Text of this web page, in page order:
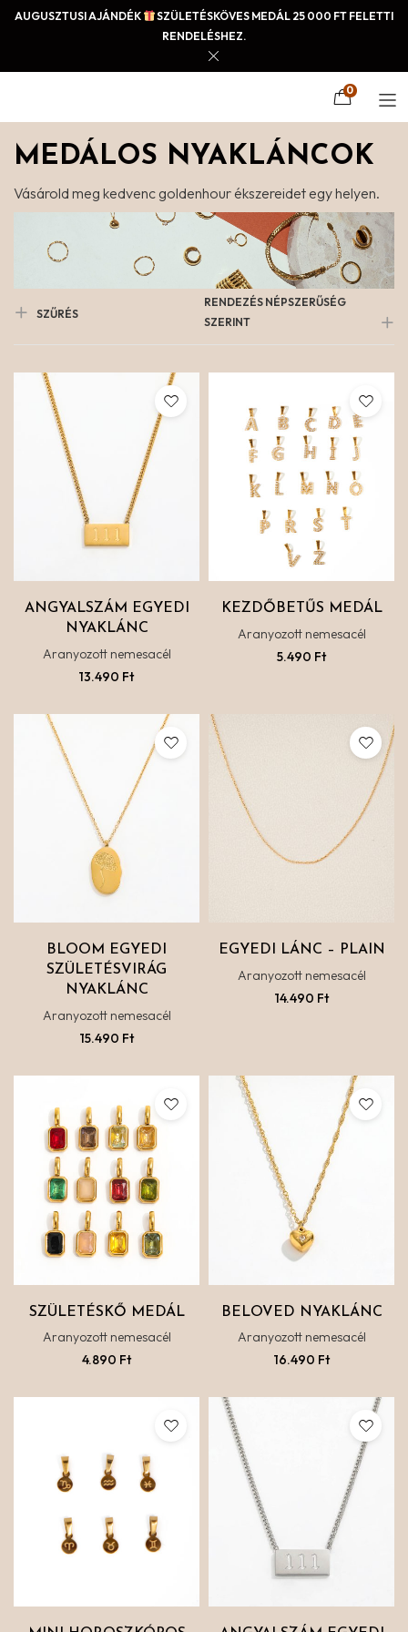
AUGUSZTUSI AJÁNDÉK
SZÜLETÉSKÖVES MEDÁL 25 000 FT FELETTI
RENDELÉSHEZ.
0
MEDÁLOS NYAKLÁNCOK
Vásárold meg kedvenc goldenhour ékszereidet egy helyen.
SZŰRÉS
RENDEZÉS NÉPSZERŰSÉG
SZERINT
ANGYALSZÁM EGYEDI
NYAKLÁNC
Aranyozott nemesacél
13.490 Ft
KEZDŐBETŰS MEDÁL
Aranyozott nemesacél
5.490 Ft
BLOOM EGYEDI
SZÜLETÉSVIRÁG
NYAKLÁNC
Aranyozott nemesacél
15.490 Ft
EGYEDI LÁNC – PLAIN
Aranyozott nemesacél
14.490 Ft
SZÜLETÉSKŐ MEDÁL
Aranyozott nemesacél
4.890 Ft
BELOVED NYAKLÁNC
Aranyozott nemesacél
16.490 Ft